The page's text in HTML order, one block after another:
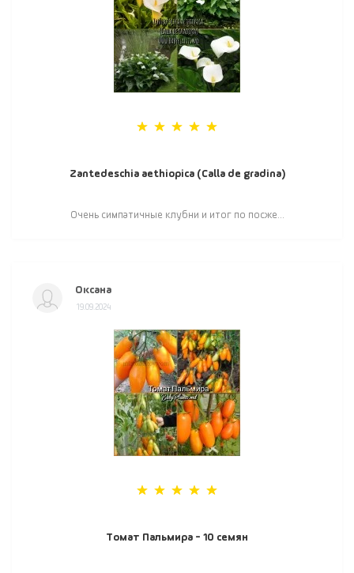
Zantedeschia aethiopica (Calla de gradina)
Очень симпатичные клубни и итог по посже...
Оксана
19.09.2024
Томат Пальмира - 10 семян